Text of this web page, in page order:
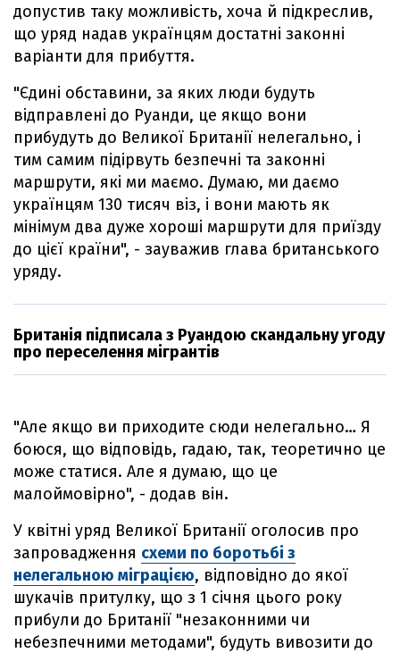
допустив таку можливість, хоча й підкреслив,
що уряд надав українцям достатні законні
варіанти для прибуття.
"Єдині обставини, за яких люди будуть
відправлені до Руанди, це якщо вони
прибудуть до Великої Британії нелегально, і
тим самим підірвуть безпечні та законні
маршрути, які ми маємо. Думаю, ми даємо
українцям 130 тисяч віз, і вони мають як
мінімум два дуже хороші маршрути для приїзду
до цієї країни", - зауважив глава британського
уряду.
Британія підписала з Руандою скандальну угоду
про переселення мігрантів
"Але якщо ви приходите сюди нелегально… Я
боюся, що відповідь, гадаю, так, теоретично це
може статися. Але я думаю, що це
малоймовірно", - додав він.
У квітні уряд Великої Британії оголосив про
запровадження схеми по боротьбі з
нелегальною міграцією, відповідно до якої
шукачів притулку, що з 1 січня цього року
прибули до Британії "незаконними чи
небезпечними методами", будуть вивозити до